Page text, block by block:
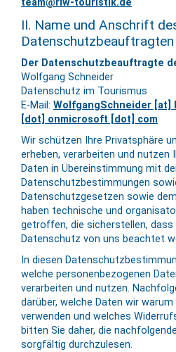
team@riw-touristik.de
II. Name und Anschrift
Datenschutzbeauftragten
Der Datenschutzbeauftragte
Wolfgang Schneider
Datenschutz im Tourismus
E-Mail: WolfgangSchneider [at]
[dot] onmicrosoft [dot] com
Wir schützen Ihre Privatsphäre
erheben, verarbeiten und nutzen
Daten in Übereinstimmung mit
Datenschutzbestimmungen
Datenschutzgesetzen sowie
haben technische und
getroffen, die sicherstellen,
Datenschutz von uns beachtet
In diesen
welche personenbezogenen
verarbeiten und nutzen.
darüber, welche Daten wir
verwenden und welches
bitten Sie daher, die
sorgfältig durchzulesen.